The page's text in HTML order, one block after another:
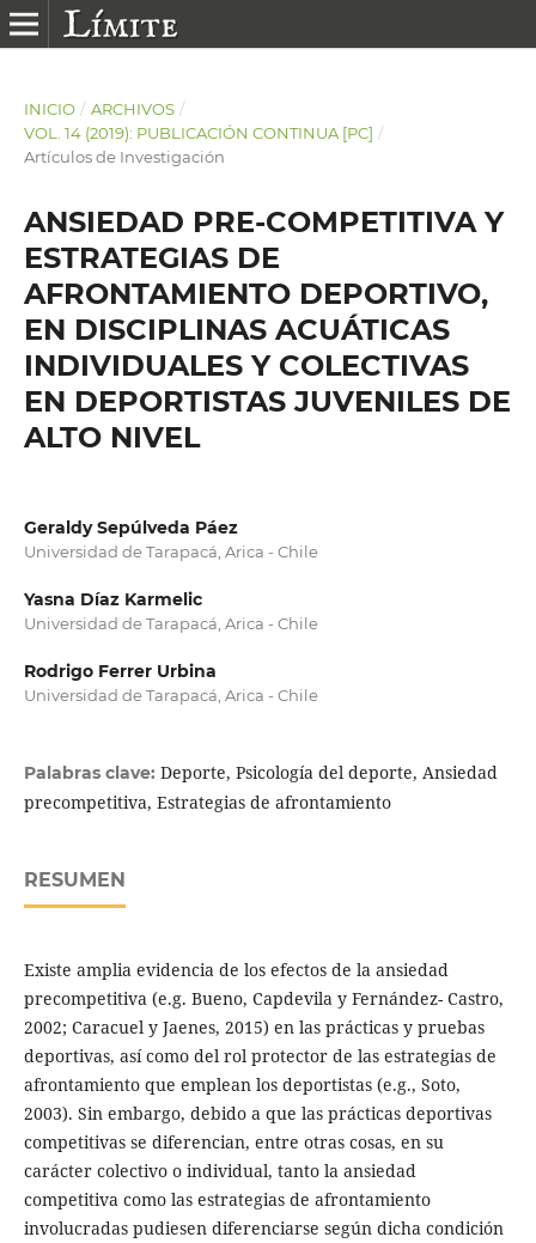
INICIO / ARCHIVOS /
VOL. 14 (2019): PUBLICACIÓN CONTINUA [PC] /
Artículos de Investigación
ANSIEDAD PRE-COMPETITIVA Y
ESTRATEGIAS DE
AFRONTAMIENTO DEPORTIVO,
EN DISCIPLINAS ACUÁTICAS
INDIVIDUALES Y COLECTIVAS
EN DEPORTISTAS JUVENILES DE
ALTO NIVEL
Geraldy Sepúlveda Páez
Universidad de Tarapacá, Arica - Chile
Yasna Díaz Karmelic
Universidad de Tarapacá, Arica - Chile
Rodrigo Ferrer Urbina
Universidad de Tarapacá, Arica - Chile
Palabras clave: Deporte, Psicología del deporte, Ansiedad
precompetitiva, Estrategias de afrontamiento
RESUMEN
Existe amplia evidencia de los efectos de la ansiedad
precompetitiva (e.g. Bueno, Capdevila y Fernández- Castro,
2002; Caracuel y Jaenes, 2015) en las prácticas y pruebas
deportivas, así como del rol protector de las estrategias de
afrontamiento que emplean los deportistas (e.g., Soto,
2003). Sin embargo, debido a que las prácticas deportivas
competitivas se diferencian, entre otras cosas, en su
carácter colectivo o individual, tanto la ansiedad
competitiva como las estrategias de afrontamiento
involucradas pudiesen diferenciarse según dicha condición